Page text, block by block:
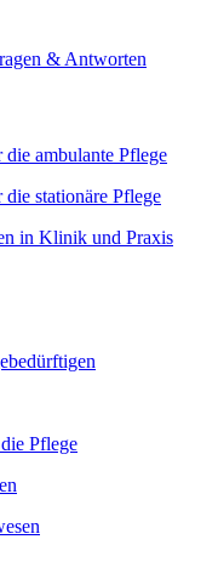
& Antworten
ambulante Pflege
stationäre Pflege
in Klinik und Praxis
Pflege